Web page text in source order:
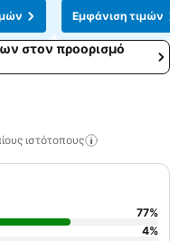
Εμφάνιση τιμών
στον προορισμό
ιστότοπους
77%
4%